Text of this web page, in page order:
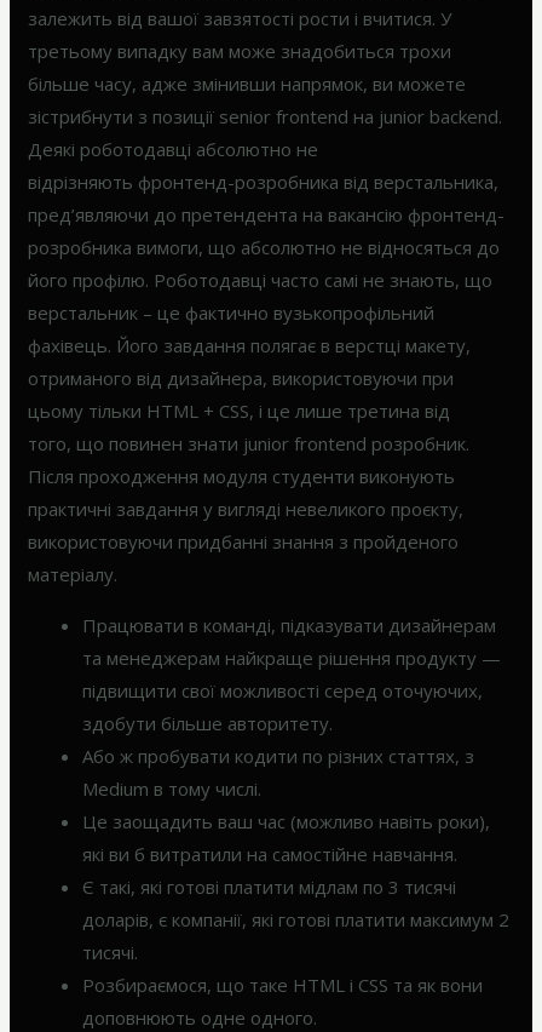
залежить від вашої завзятості рости і вчитися. У
третьому випадку вам може знадобиться трохи
більше часу, адже змінивши напрямок, ви можете
зістрибнути з позиції senior frontend на junior backend.
Деякі роботодавці абсолютно не
відрізняють фронтенд-розробника від верстальника,
пред’являючи до претендента на вакансію фронтенд-
розробника вимоги, що абсолютно не відносяться до
його профілю. Роботодавці часто самі не знають, що
верстальник – це фактично вузькопрофільний
фахівець. Його завдання полягає в верстці макету,
отриманого від дизайнера, використовуючи при
цьому тільки HTML + CSS, і це лише третина від
того, що повинен знати junior frontend розробник.
Після проходження модуля студенти виконують
практичні завдання у вигляді невеликого проєкту,
використовуючи придбанні знання з пройденого
матеріалу.
Працювати в команді, підказувати дизайнерам
та менеджерам найкраще рішення продукту —
підвищити свої можливості серед оточуючих,
здобути більше авторитету.
Або ж пробувати кодити по різних статтях, з
Medium в тому числі.
Це заощадить ваш час (можливо навіть роки),
які ви б витратили на самостійне навчання.
Є такі, які готові платити мідлам по 3 тисячі
доларів, є компанії, які готові платити максимум 2
тисячі.
Розбираємося, що таке HTML і CSS та як вони
доповнюють одне одного.